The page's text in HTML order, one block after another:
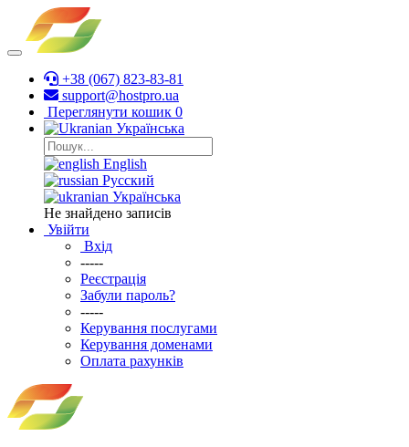
+38 (067) 823-83-81
support@hostpro.ua
Переглянути кошик 0
Українська
English
Русский
Українська
Не знайдено записів
Увійти
Вхід
-----
Реєстрація
Забули пароль?
-----
Керування послугами
Керування доменами
Оплата рахунків